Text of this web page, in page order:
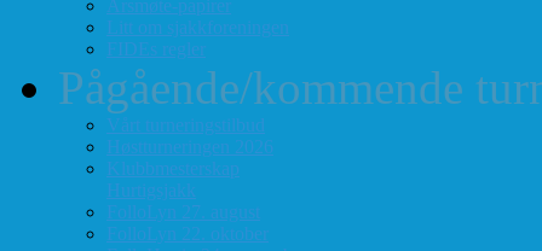
Årsmøte-papirer
Litt om sjakkforeningen
FIDEs regler
Pågående/kommende
Vårt turneringstilbud
Høstturneringen 2026
Klubbmesterskap
Hurtigsjakk
FolloLyn 27. august
FolloLyn 22. oktober